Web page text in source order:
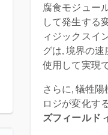
腐食モジュー
して発生する
ィジックスイ
グは, 境界の
使用して実現
さらに, 犠牲
ロジが変化す
ズフィールド